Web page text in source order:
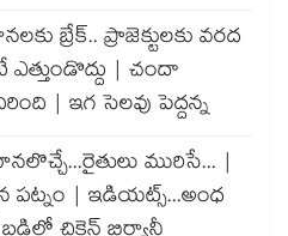
బ్రేక్.. ప్రాజెక్టులకు వరద
ఎత్తుండొద్దు | చందా
| ఇగ సెలవు పెద్దన్న
మురిసే... |
పట్నం | ఇడియట్స్...అంధ